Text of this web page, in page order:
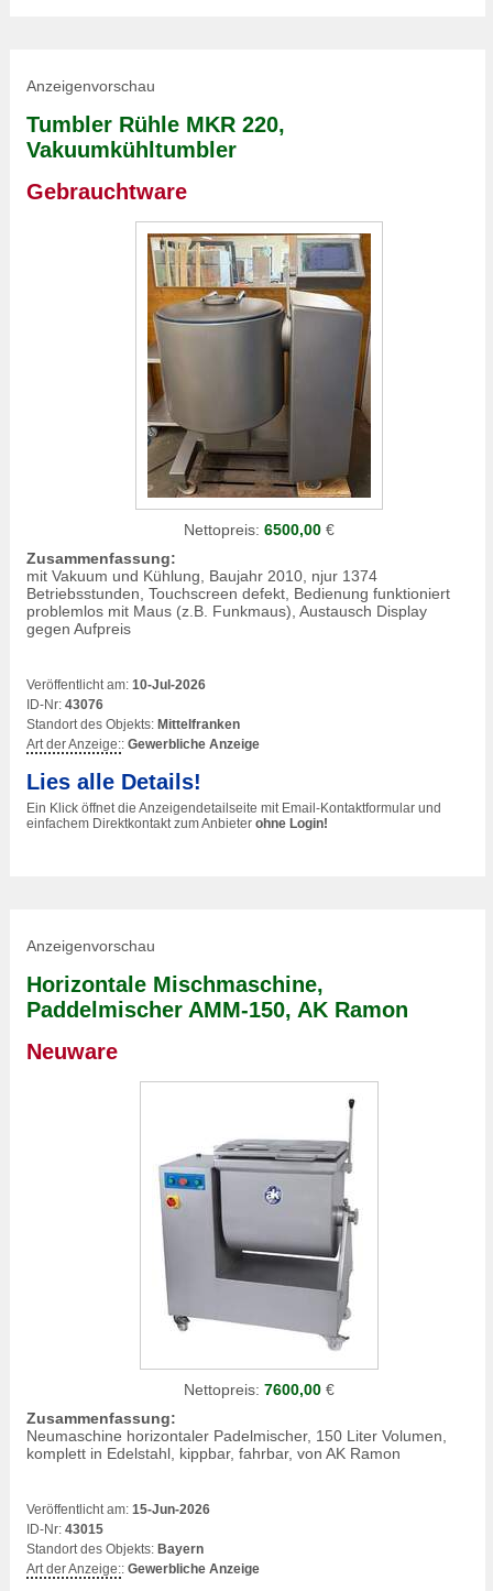
Anzeigenvorschau
Tumbler Rühle MKR 220,
Vakuumkühltumbler
Gebrauchtware
Nettopreis: 6500,00€
Zusammenfassung:
mit Vakuum und Kühlung, Baujahr 2010, njur 1374
Betriebsstunden, Touchscreen defekt, Bedienung funktioniert
problemlos mit Maus (z.B. Funkmaus), Austausch Display
gegen Aufpreis
Veröffentlicht am: 10-Jul-2026
ID-Nr: 43076
Standort des Objekts: Mittelfranken
Art der Anzeige:: Gewerbliche Anzeige
Lies alle Details!
Ein Klick öffnet die Anzeigendetailseite mit Email-Kontaktformular und
einfachem Direktkontakt zum Anbieter ohne Login!
Anzeigenvorschau
Horizontale Mischmaschine,
Paddelmischer AMM-150, AK Ramon
Neuware
Nettopreis: 7600,00€
Zusammenfassung:
Neumaschine horizontaler Padelmischer, 150 Liter Volumen,
komplett in Edelstahl, kippbar, fahrbar, von AK Ramon
Veröffentlicht am: 15-Jun-2026
ID-Nr: 43015
Standort des Objekts: Bayern
Art der Anzeige:: Gewerbliche Anzeige